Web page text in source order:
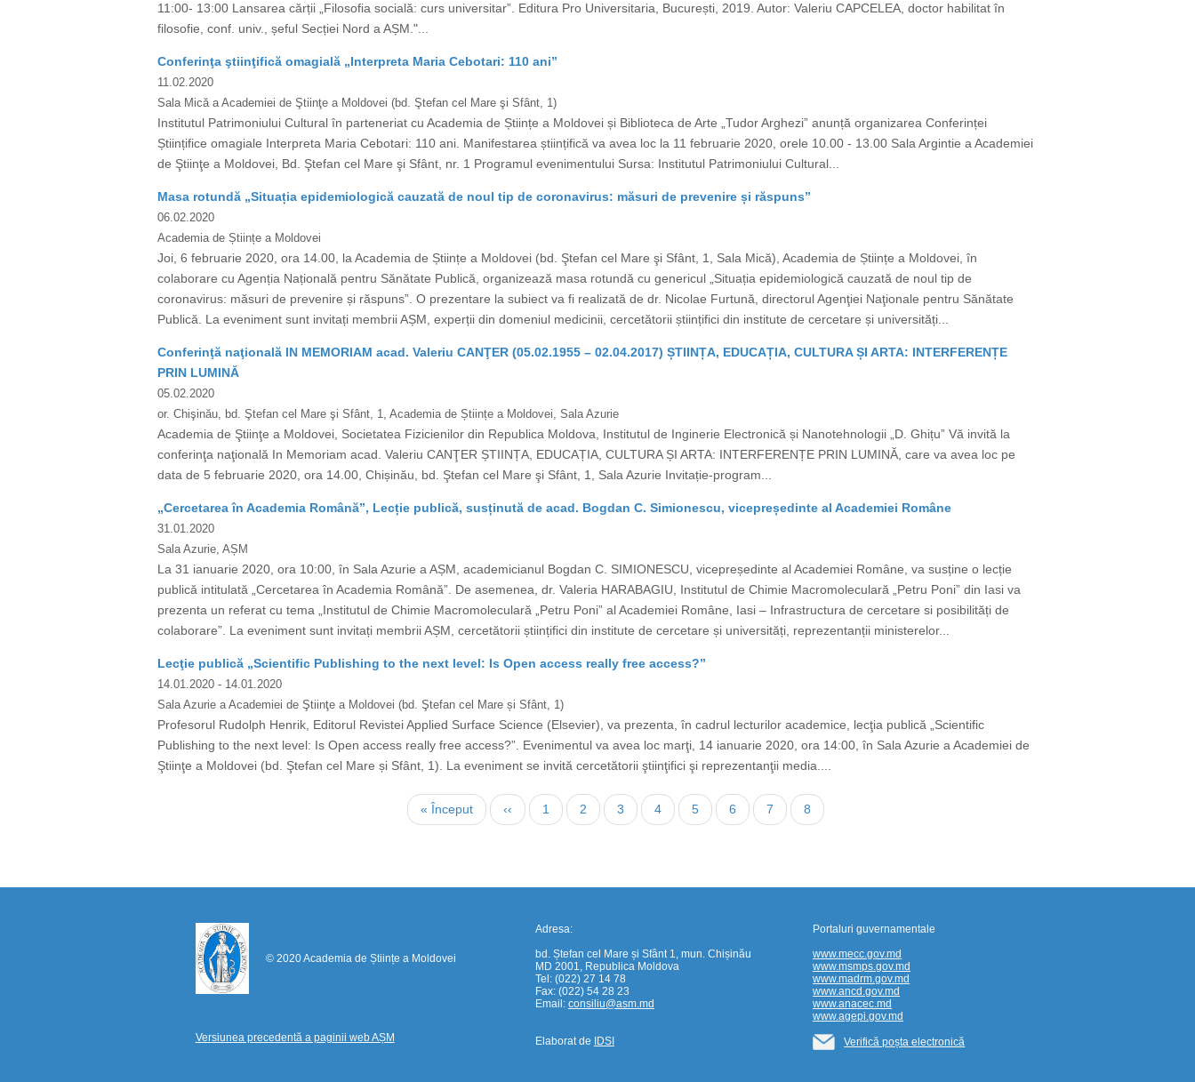
11:00- 13:00 Lansarea cărții „Filosofia socială: curs universitar”. Editura Pro Universitaria, București, 2019. Autor: Valeriu CAPCELEA, doctor habilitat în
filosofie, conf. univ., șeful Secției Nord a AȘM."...
Conferinţa ştiinţifică omagială „Interpreta Maria Cebotari: 110 ani”
11.02.2020
Sala Mică a Academiei de Ştiinţe a Moldovei (bd. Ştefan cel Mare şi Sfânt, 1)
Institutul Patrimoniului Cultural în parteneriat cu Academia de Științe a Moldovei și Biblioteca de Arte „Tudor Arghezi” anunță organizarea Conferinței
Științifice omagiale Interpreta Maria Cebotari: 110 ani. Manifestarea științifică va avea loc la 11 februarie 2020, orele 10.00 - 13.00 Sala Argintie a Academiei
de Ştiinţe a Moldovei, Bd. Ştefan cel Mare şi Sfânt, nr. 1 Programul evenimentului Sursa: Institutul Patrimoniului Cultural...
Masa rotundă „Situația epidemiologică cauzată de noul tip de coronavirus: măsuri de prevenire și răspuns”
06.02.2020
Academia de Științe a Moldovei
Joi, 6 februarie 2020, ora 14.00, la Academia de Științe a Moldovei (bd. Ştefan cel Mare şi Sfânt, 1, Sala Mică), Academia de Științe a Moldovei, în
colaborare cu Agenția Națională pentru Sănătate Publică, organizează masa rotundă cu genericul „Situația epidemiologică cauzată de noul tip de
coronavirus: măsuri de prevenire și răspuns”. O prezentare la subiect va fi realizată de dr. Nicolae Furtună, directorul Agenţiei Naţionale pentru Sănătate
Publică. La eveniment sunt invitați membrii AȘM, experții din domeniul medicinii, cercetătorii științifici din institute de cercetare și universități...
Conferinţă naţională IN MEMORIAM acad. Valeriu CANŢER (05.02.1955 – 02.04.2017) ȘTIINȚA, EDUCAȚIA, CULTURA ȘI ARTA: INTERFERENȚE
PRIN LUMINĂ
05.02.2020
or. Chişinău, bd. Ştefan cel Mare şi Sfânt, 1, Academia de Științe a Moldovei, Sala Azurie
Academia de Ştiinţe a Moldovei, Societatea Fizicienilor din Republica Moldova, Institutul de Inginerie Electronică și Nanotehnologii „D. Ghițu” Vă invită la
conferinţa naţională In Memoriam acad. Valeriu CANŢER ȘTIINȚA, EDUCAȚIA, CULTURA ȘI ARTA: INTERFERENȚE PRIN LUMINĂ, care va avea loc pe
data de 5 februarie 2020, ora 14.00, Chișinău, bd. Ştefan cel Mare şi Sfânt, 1, Sala Azurie Invitație-program...
„Cercetarea în Academia Română”, Lecție publică, susținută de acad. Bogdan C. Simionescu, vicepreședinte al Academiei Române
31.01.2020
Sala Azurie, AȘM
La 31 ianuarie 2020, ora 10:00, în Sala Azurie a AȘM, academicianul Bogdan C. SIMIONESCU, vicepreședinte al Academiei Române, va susține o lecție
publică intitulată „Cercetarea în Academia Română”. De asemenea, dr. Valeria HARABAGIU, Institutul de Chimie Macromoleculară „Petru Poni” din Iasi va
prezenta un referat cu tema „Institutul de Chimie Macromoleculară „Petru Poni” al Academiei Române, Iasi – Infrastructura de cercetare si posibilități de
colaborare”. La eveniment sunt invitați membrii AȘM, cercetătorii științifici din institute de cercetare și universități, reprezentanții ministerelor...
Lecţie publică „Scientific Publishing to the next level: Is Open access really free access?”
14.01.2020 - 14.01.2020
Sala Azurie a Academiei de Ştiinţe a Moldovei (bd. Ştefan cel Mare și Sfânt, 1)
Profesorul Rudolph Henrik, Editorul Revistei Applied Surface Science (Elsevier), va prezenta, în cadrul lecturilor academice, lecţia publică „Scientific
Publishing to the next level: Is Open access really free access?”. Evenimentul va avea loc marţi, 14 ianuarie 2020, ora 14:00, în Sala Azurie a Academiei de
Ştiinţe a Moldovei (bd. Ştefan cel Mare și Sfânt, 1). La eveniment se invită cercetătorii ştiinţifici şi reprezentanţii media....
Prima
pagină
« Început
Pagina
anterioară
‹‹ Page
1 Page
2 Page
3 Page
4 Page
5 Page
6 Page
7
Pagina
curentă
8
© 2020 Academia de Științe a Moldovei
Versiunea precedentă a paginii web AȘM
Adresa:
bd. Ștefan cel Mare și Sfânt 1, mun. Chișinău
MD 2001, Republica Moldova
Tel: (022) 27 14 78
Fax: (022) 54 28 23
Email: consiliu@asm.md
Elaborat de IDSI
Portaluri guvernamentale
www.mecc.gov.md
www.msmps.gov.md
www.madrm.gov.md
www.ancd.gov.md
www.anacec.md
www.agepi.gov.md
Verifică poșta electronică